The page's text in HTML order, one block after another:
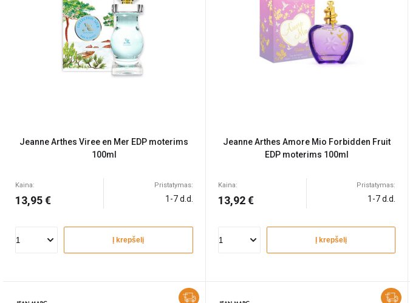
Jeanne Arthes Viree en Mer EDP moterims
100ml
Kaina:
13,95 €
Pristatymas:
1-7 d.d.
Į krepšelį
Jeanne Arthes Amore Mio Forbidden Fruit
EDP moterims 100ml
Kaina:
13,92 €
Pristatymas:
1-7 d.d.
Į krepšelį